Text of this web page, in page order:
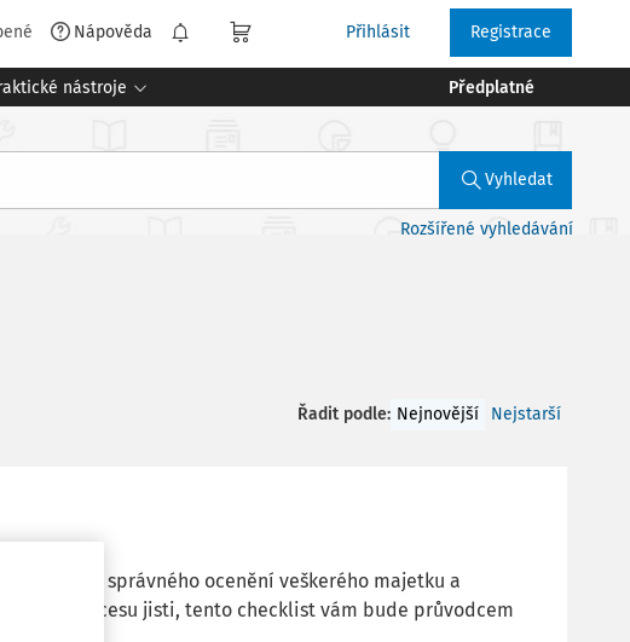
Nápověda Přihlásit Registrace
nástroje Předplatné
Vyhledat
Rozšířené vyhledávání
Řadit podle: Nejnovější Nejstarší
zároveň správného ocenění veškerého majetku a
procesu jisti, tento checklist vám bude průvodcem